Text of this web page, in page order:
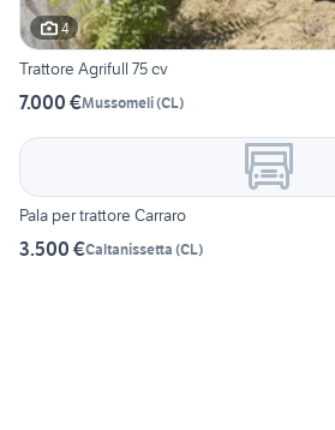
4
Trattore Agrifull 75 cv
7.000 €Mussomeli(CL)
Pala per trattore Carraro
3.500 €Caltanissetta (CL)